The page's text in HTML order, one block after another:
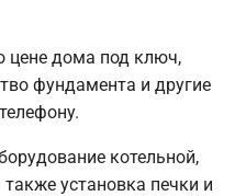
дома под ключ,
фундамента и другие
котельной,
также установка печки и